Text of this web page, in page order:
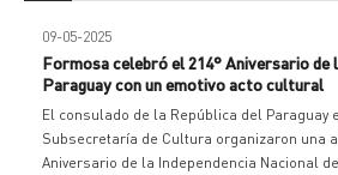
09-05-2025
Formosa celebró el 214° Aniversario de
Paraguay con un emotivo acto cultural
El consulado de la República del Paraguay
Subsecretaría de Cultura organizaron una
Aniversario de la Independencia Nacional